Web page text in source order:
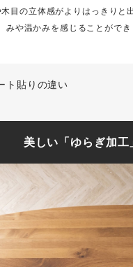
目の立体感がよりはっきりと
みや温かみを感じることができ
美しい「ゆらぎ加工